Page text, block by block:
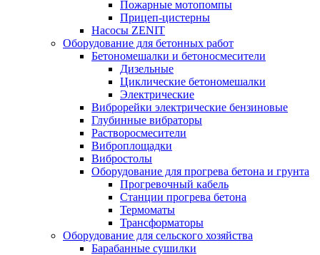
Пожарные мотопомпы
Прицеп-цистерны
Насосы ZENIT
Оборудование для бетонных работ
Бетономешалки и бетоносмесители
Дизельные
Циклические бетономешалки
Электрические
Виброрейки электрические бензиновые
Глубинные вибраторы
Растворосмесители
Виброплощадки
Вибростолы
Оборудование для прогрева бетона и грунта
Прогревочный кабель
Станции прогрева бетона
Термоматы
Трансформаторы
Оборудование для сельского хозяйства
Барабанные сушилки